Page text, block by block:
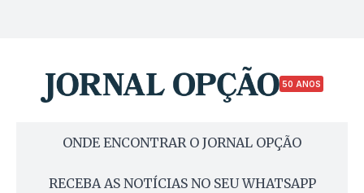
50 ANOS
ONDE ENCONTRAR O JORNAL OPÇÃO
RECEBA AS NOTÍCIAS NO SEU WHATSAPP